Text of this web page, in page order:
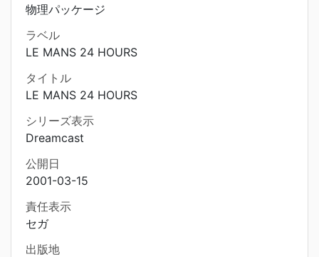
物理パッケージ
ラベル
LE MANS 24 HOURS
タイトル
LE MANS 24 HOURS
シリーズ表示
Dreamcast
公開日
2001-03-15
責任表示
セガ
出版地